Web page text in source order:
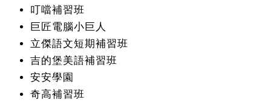
叮噹補習班
巨匠電腦小巨人
立傑語文短期補習班
吉的堡美語補習班
安安學園
奇高補習班